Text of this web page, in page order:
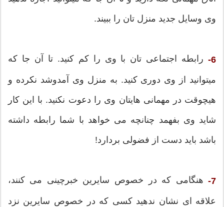
وی وسایل جدید منزل تان را ببیند.
6- رابطه اجتماعی تان با وی را کم کنید. تا آن جا که
میتوانید از وی دوری کنید. به منزل وی آمدوشد نکرده و
هیچوقت در مهمانی هایتان وی را دعوت نکنید. با این کار
شاید وی بفهمد چنانچه می خواهد با شما رابطه داشته
باشد باید دست از فضولی بردارد!
7- هنگامی که در خصوص سایرین خبرچینی می کنند،
علاقه ای نشان ندهید کسی که در خصوص سایرین نزد